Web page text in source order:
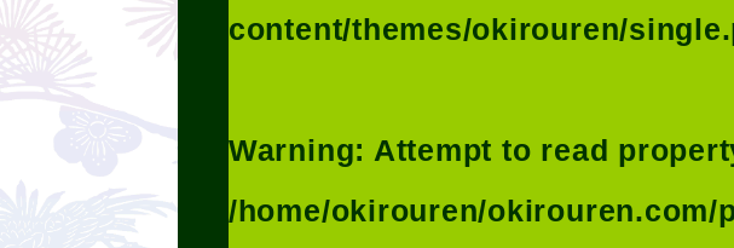
content/themes/okirouren/
Warning: Attempt to read
/home/okirouren/okirouren.com/